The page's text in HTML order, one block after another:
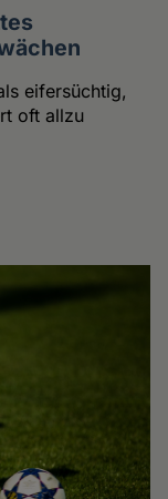
eifersüchtig,
oft allzu